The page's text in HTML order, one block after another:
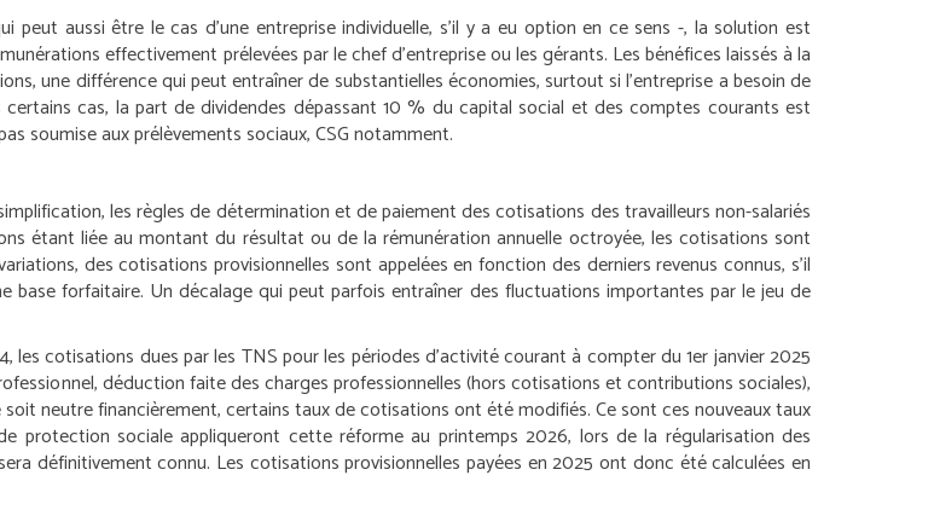
peut aussi être le cas d’une entreprise individuelle, s’il y a eu option en ce sens -, la solution est
effectivement prélevées par le chef d’entreprise ou les gérants. Les bénéfices laissés à la
une différence qui peut entraîner de substantielles économies, surtout si l’entreprise a besoin de
cas, la part de dividendes dépassant 10 % du capital social et des comptes courants est
soumise aux prélèvements sociaux, CSG notamment.
les règles de détermination et de paiement des cotisations des travailleurs non-salariés
étant liée au montant du résultat ou de la rémunération annuelle octroyée, les cotisations sont
des cotisations provisionnelles sont appelées en fonction des derniers revenus connus, s’il
base forfaitaire. Un décalage qui peut parfois entraîner des fluctuations importantes par le jeu de
cotisations dues par les TNS pour les périodes d’activité courant à compter du 1erjanvier 2025
déduction faite des charges professionnelles (hors cotisations et contributions sociales),
neutre financièrement, certains taux de cotisations ont été modifiés. Ce sont ces nouveaux taux
protection sociale appliqueront cette réforme au printemps 2026, lors de la régularisation des
définitivement connu. Les cotisations provisionnelles payées en 2025 ont donc été calculées en